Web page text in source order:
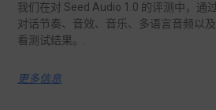
我们在对 Seed Audio 1.0 的评测中，通
对话节奏、音效、音乐、多语言音频以
看测试结果。.
更多信息